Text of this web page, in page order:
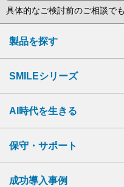
具体的なご検討前のご相談で
製品を探す
SMILEシリーズ
AI時代を生きる
保守・サポート
成功導入事例